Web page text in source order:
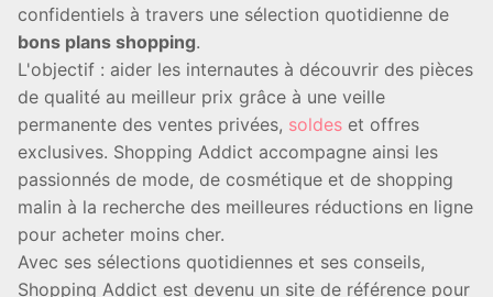
confidentiels à travers une sélection quotidienne de
bons plans shopping.
L'objectif : aider les internautes à découvrir des pièces
de qualité au meilleur prix grâce à une veille
permanente des ventes privées, soldes et offres
exclusives. Shopping Addict accompagne ainsi les
passionnés de mode, de cosmétique et de shopping
malin à la recherche des meilleures réductions en ligne
pour acheter moins cher.
Avec ses sélections quotidiennes et ses conseils,
Shopping Addict est devenu un site de référence pour